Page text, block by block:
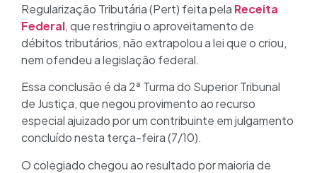
Regularização Tributária (Pert) feita pela Receita
Federal, que restringiu o aproveitamento de
débitos tributários, não extrapolou a lei que o criou,
nem ofendeu a legislação federal.
Essa conclusão é da 2ª Turma do Superior Tribunal
de Justiça, que negou provimento ao recurso
especial ajuizado por um contribuinte em julgamento
concluído nesta terça-feira (7/10).
O colegiado chegou ao resultado por maioria de